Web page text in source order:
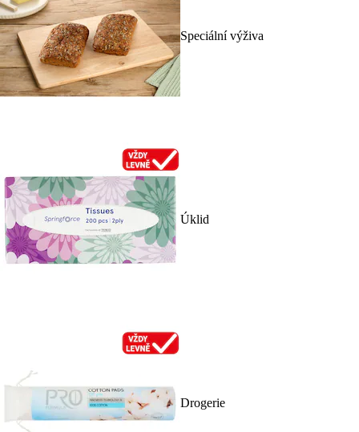
Speciální výživa
Úklid
Drogerie